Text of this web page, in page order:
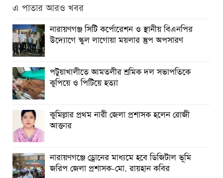
এ পাতার আরও খবর
নারায়ণগঞ্জ সিটি কর্পোরেশন ও স্থানীয় বিএনপির
উদ্যোগে স্কুল লাগোয়া ময়লার স্তুপ অপসারণ
পটুয়াখালীতে আমতলীর শ্রমিক দল সভাপতিকে
কুপিয়ে ও পিটিয়ে হত্যা
কুমিল্লার প্রথম নারী জেলা প্রশাসক হলেন রোজী
আক্তার
নারায়ণগঞ্জে ড্রোনের মাধ্যমে হবে ডিজিটাল ভূমি
জরিপ জেলা প্রশাসক-মো. রায়হান কবির